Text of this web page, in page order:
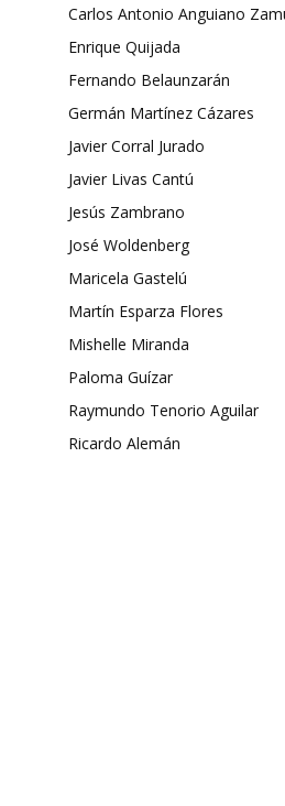
Carlos Antonio Anguiano
Enrique Quijada
Fernando Belaunzarán
Germán Martínez Cázares
Javier Corral Jurado
Javier Livas Cantú
Jesús Zambrano
José Woldenberg
Maricela Gastelú
Martín Esparza Flores
Mishelle Miranda
Paloma Guízar
Raymundo Tenorio Aguilar
Ricardo Alemán